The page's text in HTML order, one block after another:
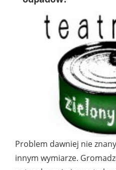
Problem dawniej nie
innym wymiarze.